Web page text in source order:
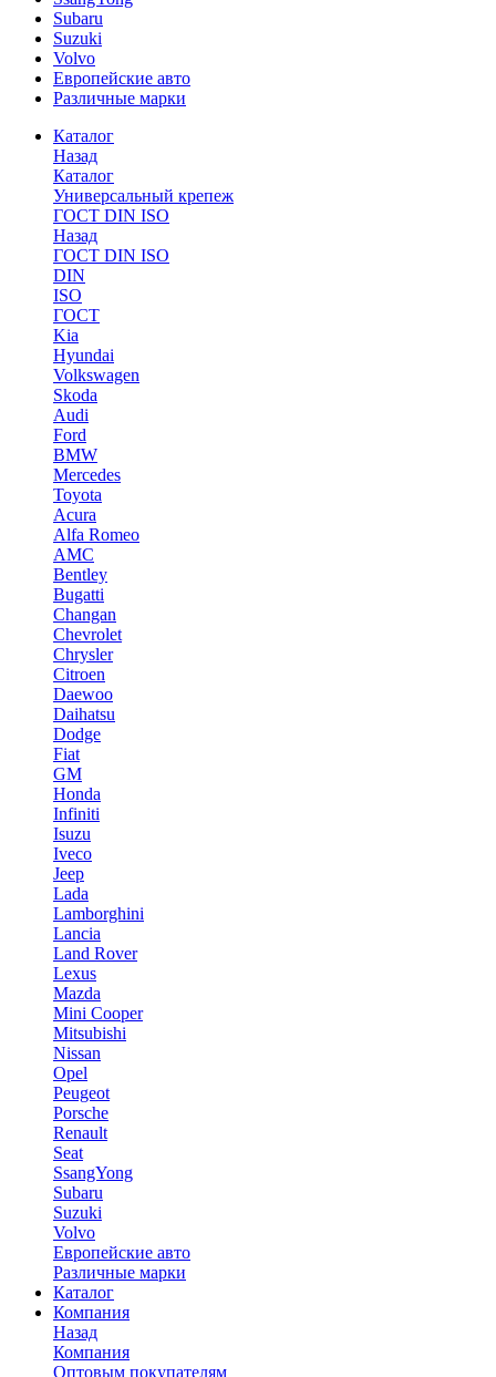
Subaru
Suzuki
Volvo
Европейские авто
Различные марки
Каталог
Назад
Каталог
Универсальный крепеж
ГОСТ DIN ISO
Назад
ГОСТ DIN ISO
DIN
ISO
ГОСТ
Kia
Hyundai
Volkswagen
Skoda
Audi
Ford
BMW
Mercedes
Toyota
Acura
Alfa Romeo
AMC
Bentley
Bugatti
Changan
Chevrolet
Chrysler
Citroen
Daewoo
Daihatsu
Dodge
Fiat
GM
Honda
Infiniti
Isuzu
Iveco
Jeep
Lada
Lamborghini
Lancia
Land Rover
Lexus
Mazda
Mini Cooper
Mitsubishi
Nissan
Opel
Peugeot
Porsche
Renault
Seat
SsangYong
Subaru
Suzuki
Volvo
Европейские авто
Различные марки
Каталог
Компания
Назад
Компания
Оптовым покупателям